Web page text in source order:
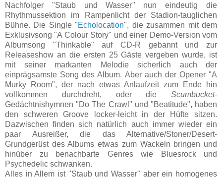
Nachfolger "Staub und Wasser" nun eindeutig die
Rhythmussektion im Rampenlicht der Stadion-tauglichen
Bühne. Die Single "Echolocation", die zusammen mit dem
Exklusivsong "A Colour Story" und einer Demo-Version vom
Albumsong "Thinkable" auf CD-R gebannt und zur
Releaseshow an die ersten 25 Gäste vergeben wurde, ist
mit seiner markanten Melodie sicherlich auch der
einprägsamste Song des Album. Aber auch der Opener "A
Murky Room", der nach etwas Anlaufzeit zum Ende hin
vollkommen durchdreht, oder die Scumbucket-
Gedächtnishymnen "Do The Crawl" und "Beatitude", haben
den schweren Groove locker-leicht in der Hüfte sitzen.
Dazwischen finden sich natürlich auch immer wieder ein
paar Ausreißer, die das Alternative/Stoner/Desert-
Grundgerüst des Albums etwas zum Wackeln bringen und
hinüber zu benachbarte Genres wie Bluesrock und
Psychedelic schwanken.
Alles in Allem ist "Staub und Wasser" aber ein homogenes